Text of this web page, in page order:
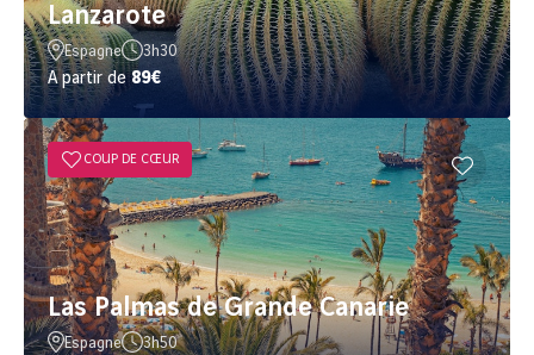
Lanzarote
Espagne 3h30
A partir de89€
COUP DE CŒUR
Las Palmas de Grande Canarie
Espagne 3h50